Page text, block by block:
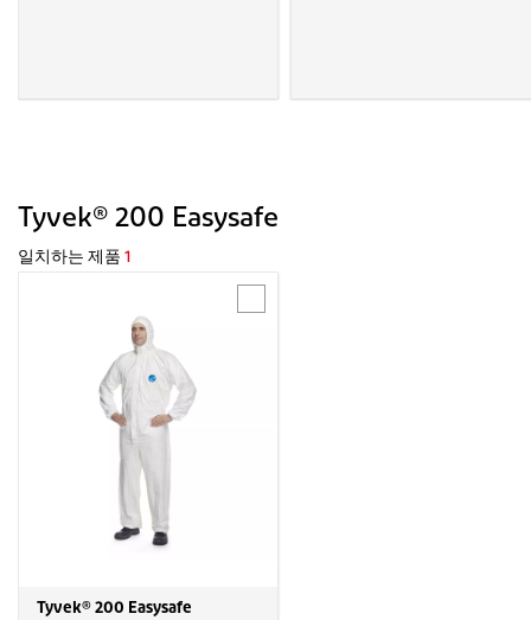
Tyvek® 200 Easysafe
일치하는 제품 1
Tyvek® 200 Easysafe